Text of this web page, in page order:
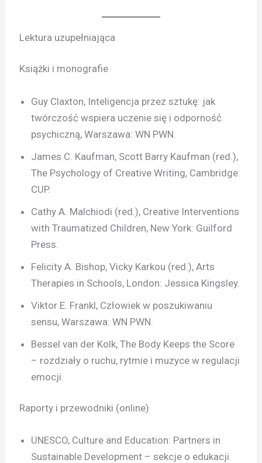
Lektura uzupełniająca
Książki i monografie
Guy Claxton, Inteligencja przez sztukę: jak
twórczość wspiera uczenie się i odporność
psychiczną, Warszawa: WN PWN.
James C. Kaufman, Scott Barry Kaufman (red.),
The Psychology of Creative Writing, Cambridge:
CUP.
Cathy A. Malchiodi (red.), Creative Interventions
with Traumatized Children, New York: Guilford
Press.
Felicity A. Bishop, Vicky Karkou (red.), Arts
Therapies in Schools, London: Jessica Kingsley.
Viktor E. Frankl, Człowiek w poszukiwaniu
sensu, Warszawa: WN PWN.
Bessel van der Kolk, The Body Keeps the Score
– rozdziały o ruchu, rytmie i muzyce w regulacji
emocji.
Raporty i przewodniki (online)
UNESCO, Culture and Education: Partners in
Sustainable Development – sekcje o edukacji